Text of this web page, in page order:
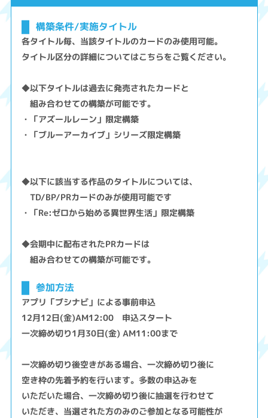
構築条件/実施タイトル
各タイトル毎、当該タイトルのカードのみ使用可能。
タイトル区分の詳細についてはこちらをご覧ください。
◆以下タイトルは過去に発売されたカードと
組み合わせての構築が可能です。
・「アズールレーン」限定構築
・「ブルーアーカイブ」シリーズ限定構築
◆以下に該当する作品のタイトルについては、
TD/BP/PRカードのみが使用可能です
・「Re:ゼロから始める異世界生活」限定構築
◆会期中に配布されたPRカードは
組み合わせての構築が可能です。
参加方法
アプリ「ブシナビ」による事前申込
12月12日(金)AM12:00 申込スタート
一次締め切り1月30日(金) AM11:00まで
一次締め切り後空きがある場合、一次締め切り後に
空き枠の先着予約を行います。多数の申込みを
いただいた場合、一次締め切り後に抽選を行わせて
いただき、当選された方のみのご参加となる可能性が